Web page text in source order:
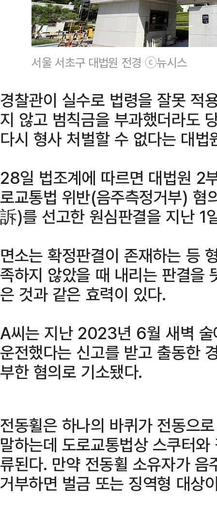
서울 서초구 대법원 전경 ⓒ뉴시스
경찰관이 실수로 법령을 잘못 적
지 않고 범칙금을 부과했더라도
다시 형사 처벌할 수 없다는 대법
28일 법조계에 따르면 대법원 2
로교통법 위반(음주측정거부)
訴)를 선고한 원심판결을 지난 1
면소는 확정판결이 존재하는 등
족하지 않았을 때 내리는 판결을
은 것과 같은 효력이 있다.
A씨는 지난 2023년 6월 새벽 술
운전했다는 신고를 받고 출동한
부한 혐의로 기소됐다.
전동휠은 하나의 바퀴가 전동으
말하는데 도로교통법상 스쿠터
류된다. 만약 전동휠 소유자가
거부하면 벌금 또는 징역형 대상